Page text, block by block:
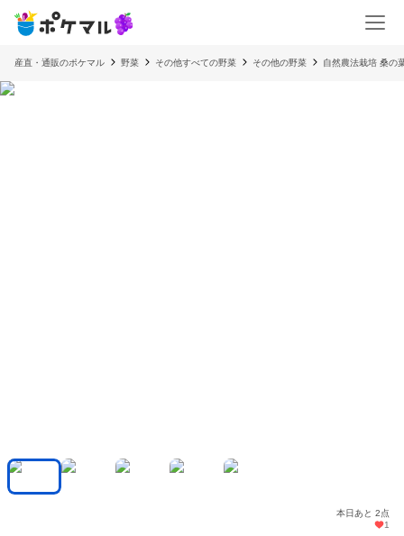
産直・通販のポケマル 野菜 その他すべての野菜 その他の野菜 自然農法栽培 桑の
本日あと 2点
1